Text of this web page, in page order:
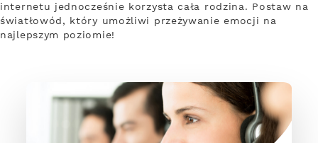
internetu jednocześnie korzysta cała rodzina. Postaw na
światłowód, który umożliwi przeżywanie emocji na
najlepszym poziomie!